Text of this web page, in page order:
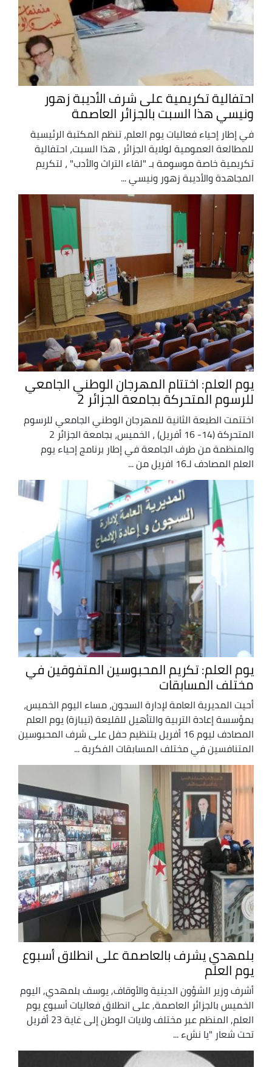
احتفالية تكريمية على شرف الأديبة زهور
ونيسي هذا السبت بالجزائر العاصمة
في إطار إحياء فعاليات يوم العلم، تنظم المكتبة الرئيسية
للمطالعة العمومية لولاية الجزائر ، هذا السبت، احتفالية
تكريمية خاصة موسومة بـ "لقاء التراث والأدب" ، لتكريم
المجاهدة والأديبة زهور ونيسي ...
يوم العلم: اختتام المهرجان الوطني الجامعي
للرسوم المتحركة بجامعة الجزائر 2
اختتمت الطبعة الثانية للمهرجان الوطني الجامعي للرسوم
المتحركة (14- 16 أفريل) ، الخميس، بجامعة الجزائر 2
والمنظمة من طرف الجامعة في إطار برنامج إحياء يوم
العلم المصادف لـ16 افريل من ...
يوم العلم: تكريم المحبوسين المتفوقين في
مختلف المسابقات
أحيت المديرية العامة لإدارة السجون، مساء اليوم الخميس،
بمؤسسة إعادة التربية والتأهيل للقليعة (تيبازة) يوم العلم
المصادف ليوم 16 أفريل بتنظيم حفل على شرف المحبوسين
المتنافسين في مختلف المسابقات الفكرية ...
بلمهدي يشرف بالعاصمة على انطلاق أسبوع
يوم العلم
أشرف وزير الشؤون الدينية والأوقاف, يوسف بلمهدي, اليوم
الخميس بالجزائر العاصمة, على انطلاق فعاليات أسبوع يوم
العلم, المنظم عبر مختلف ولايات الوطن إلى غاية 23 أفريل
تحت شعار "يا نشء ...